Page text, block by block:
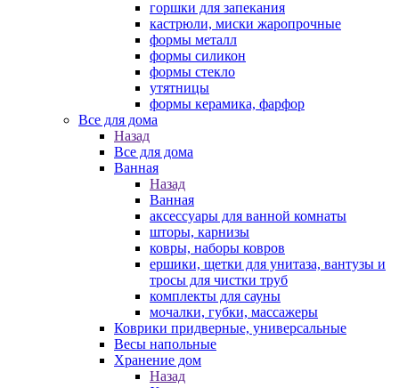
горшки для запекания
кастрюли, миски жаропрочные
формы металл
формы силикон
формы стекло
утятницы
формы керамика, фарфор
Все для дома
Назад
Все для дома
Ванная
Назад
Ванная
аксессуары для ванной комнаты
шторы, карнизы
ковры, наборы ковров
ершики, щетки для унитаза, вантузы и
тросы для чистки труб
комплекты для сауны
мочалки, губки, массажеры
Коврики придверные, универсальные
Весы напольные
Хранение дом
Назад